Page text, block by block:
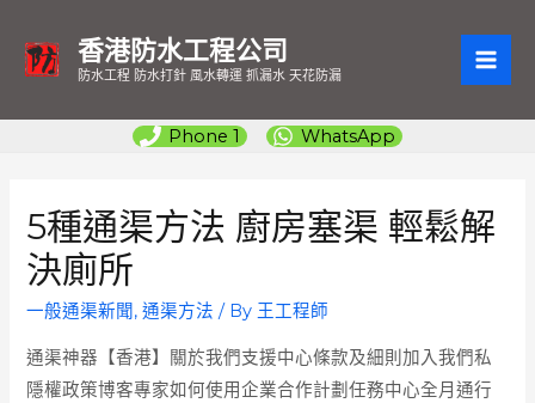
香港防水工程公司
防水工程 防水打針 風水轉運 抓漏水 天花防漏
Phone 1 WhatsApp
5種通渠方法 廚房塞渠 輕鬆解
決廁所
一般通渠新聞,通渠方法 / By 王工程師
通渠神器【香港】關於我們支援中心條款及細則加入我們私
隱權政策博客專家如何使用企業合作計劃任務中心全月通行